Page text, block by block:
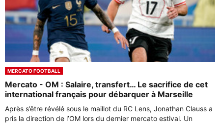
MERCATO FOOTBALL
Mercato - OM : Salaire, transfert… Le sacrifice de cet
international français pour débarquer à Marseille
Après s’être révélé sous le maillot du RC Lens, Jonathan Clauss a
pris la direction de l’OM lors du dernier mercato estival. Un